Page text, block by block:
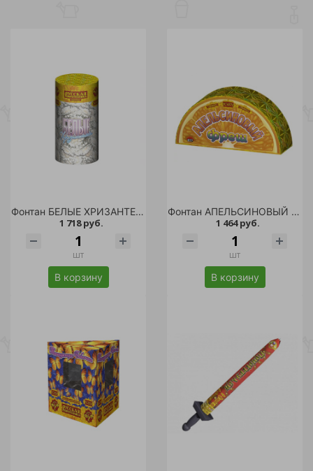
Фонтан БЕЛЫЕ ХРИЗАНТЕМЫ /
1 718 руб.
шт
В корзину
Фонтан АПЕЛЬСИНОВЫЙ ФРЭШ /
1 464 руб.
шт
В корзину